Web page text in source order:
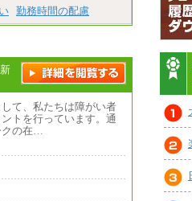
、栃木県、群馬県、長
県、石川県、岡山県、広
県、福岡県
島根県、愛媛県、高
、熊本県、宮崎県、鹿
県、山形県
当を含んだ金額を表示
、※4…25,000円、※
更なし
勤務時間の配慮
新
て、私たちは障がい者
トを行っています。通
の在…